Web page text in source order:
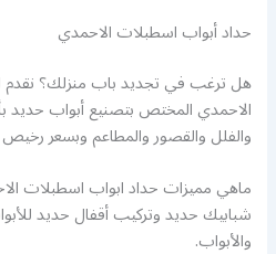
حداد أبواب اسطبلات الاحمدي
هل ترغب في تجديد باب منزلك؟
الاحمدي المختص بتصنيع أبواب حديد
والفلل والقصور والمطاعم وبسعر رخيص
ماهي مميزات حداد ابواب اسطبلات
شبابيك حديد وتركيب أقفال حديد
والأبواب.